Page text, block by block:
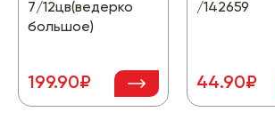
7/12цв(ведерко
большое)
199.90₽
/142659
44.90₽